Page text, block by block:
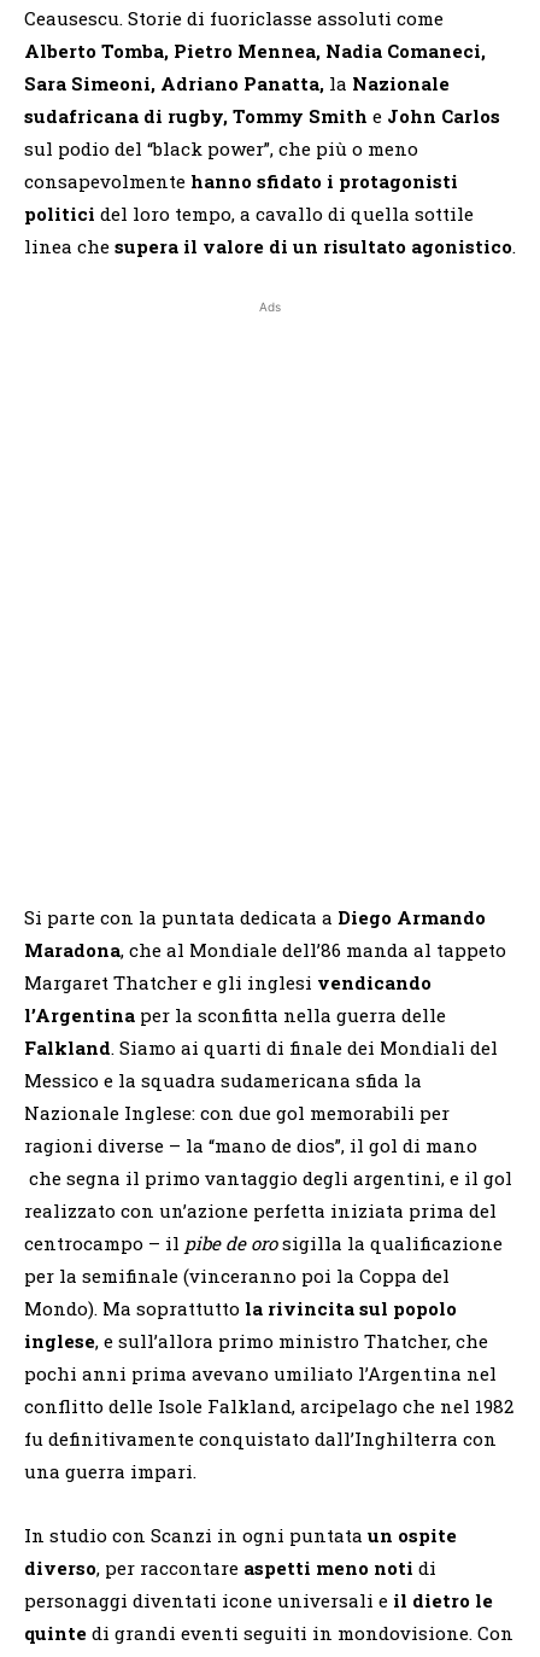
Ceausescu. Storie di fuoriclasse assoluti come
Alberto Tomba, Pietro Mennea, Nadia Comaneci,
Sara Simeoni, Adriano Panatta, la Nazionale
sudafricana di rugby, Tommy Smith e John Carlos
sul podio del “black power”, che più o meno
consapevolmente hanno sfidato i protagonisti
politici del loro tempo, a cavallo di quella sottile
linea che supera il valore di un risultato agonistico.
Ads
Si parte con la puntata dedicata a Diego Armando
Maradona, che al Mondiale dell’86 manda al tappeto
Margaret Thatcher e gli inglesi vendicando
l’Argentina per la sconfitta nella guerra delle
Falkland. Siamo ai quarti di finale dei Mondiali del
Messico e la squadra sudamericana sfida la
Nazionale Inglese: con due gol memorabili per
ragioni diverse – la “mano de dios”, il gol di mano
che segna il primo vantaggio degli argentini, e il gol
realizzato con un’azione perfetta iniziata prima del
centrocampo – il pibe de orosigilla la qualificazione
per la semifinale (vinceranno poi la Coppa del
Mondo). Ma soprattutto la rivincita sul popolo
inglese, e sull’allora primo ministro Thatcher, che
pochi anni prima avevano umiliato l’Argentina nel
conflitto delle Isole Falkland, arcipelago che nel 1982
fu definitivamente conquistato dall’Inghilterra con
una guerra impari.
In studio con Scanzi in ogni puntata un ospite
diverso, per raccontare aspetti meno noti di
personaggi diventati icone universali e il dietro le
quinte di grandi eventi seguiti in mondovisione. Con